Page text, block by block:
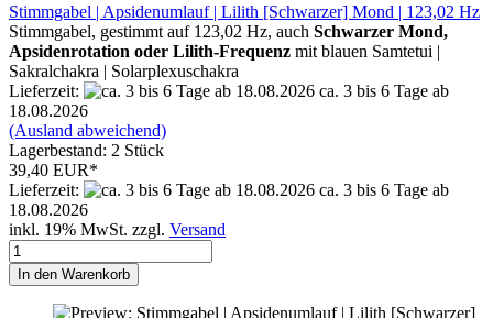
Stimmgabel | Apsidenumlauf | Lilith [Schwarzer] Mond | 123,02 Hz
Stimmgabel, gestimmt auf 123,02 Hz, auch Schwarzer Mond,
Apsidenrotation oder Lilith-Frequenz mit blauen Samtetui |
Sakralchakra | Solarplexuschakra
Lieferzeit:
ca. 3 bis 6 Tage ab
18.08.2026
(Ausland abweichend)
Lagerbestand: 2 Stück
39,40 EUR*
Lieferzeit:
ca. 3 bis 6 Tage ab
18.08.2026
inkl. 19% MwSt. zzgl. Versand
In den Warenkorb